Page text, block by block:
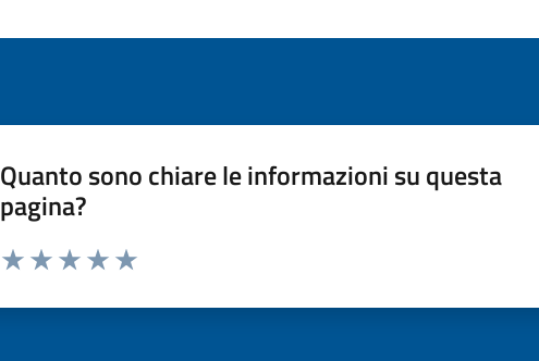
Quanto sono chiare le informazioni su questa
pagina?
Valuta da 1 a 5 stelle la pagina